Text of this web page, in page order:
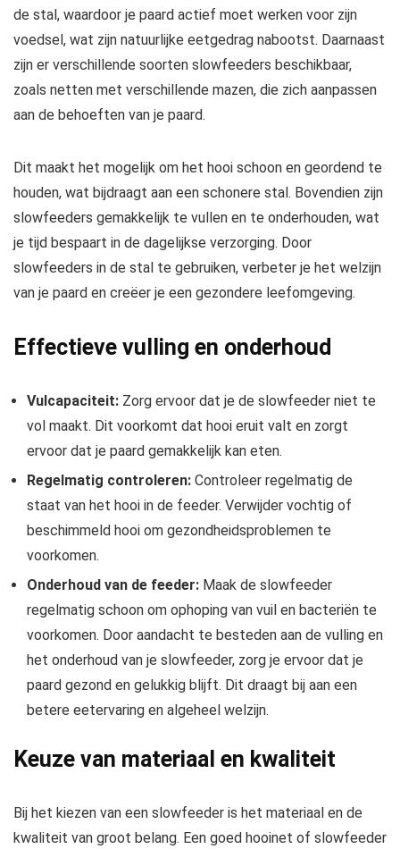
de stal, waardoor je paard actief moet werken voor zijn
voedsel, wat zijn natuurlijke eetgedrag nabootst. Daarnaast
zijn er verschillende soorten slowfeeders beschikbaar,
zoals netten met verschillende mazen, die zich aanpassen
aan de behoeften van je paard.
Dit maakt het mogelijk om het hooi schoon en geordend te
houden, wat bijdraagt aan een schonere stal. Bovendien zijn
slowfeeders gemakkelijk te vullen en te onderhouden, wat
je tijd bespaart in de dagelijkse verzorging. Door
slowfeeders in de stal te gebruiken, verbeter je het welzijn
van je paard en creëer je een gezondere leefomgeving.
Effectieve vulling en onderhoud
Vulcapaciteit: Zorg ervoor dat je de slowfeeder niet te
vol maakt. Dit voorkomt dat hooi eruit valt en zorgt
ervoor dat je paard gemakkelijk kan eten.
Regelmatig controleren: Controleer regelmatig de
staat van het hooi in de feeder. Verwijder vochtig of
beschimmeld hooi om gezondheidsproblemen te
voorkomen.
Onderhoud van de feeder: Maak de slowfeeder
regelmatig schoon om ophoping van vuil en bacteriën te
voorkomen. Door aandacht te besteden aan de vulling en
het onderhoud van je slowfeeder, zorg je ervoor dat je
paard gezond en gelukkig blijft. Dit draagt bij aan een
betere eetervaring en algeheel welzijn.
Keuze van materiaal en kwaliteit
Bij het kiezen van een slowfeeder is het materiaal en de
kwaliteit van groot belang. Een goed hooinet of slowfeeder